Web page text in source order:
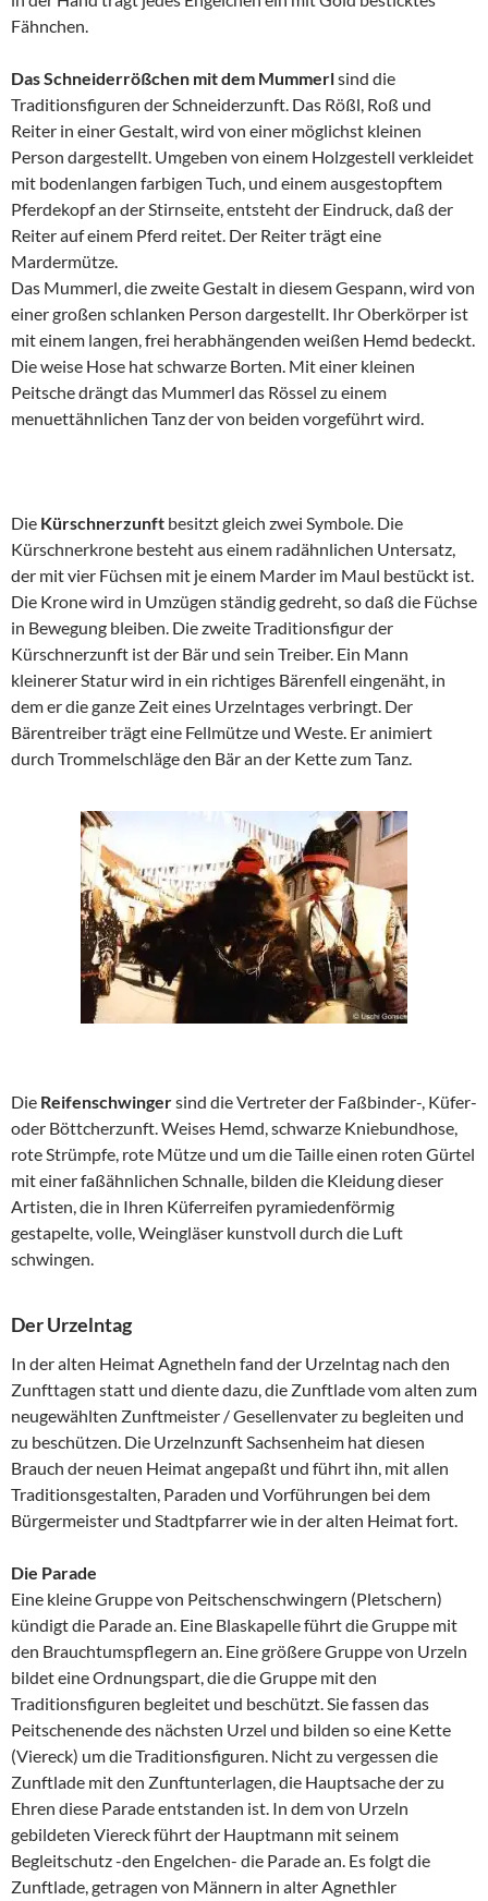
Fähnchen.
Das Schneiderrößchen mit dem Mummerlsind die
Traditionsfiguren der Schneiderzunft. Das Rößl, Roß und
Reiter in einer Gestalt, wird von einer möglichst kleinen
Person dargestellt. Umgeben von einem Holzgestell verkleidet
mit bodenlangen farbigen Tuch, und einem ausgestopftem
Pferdekopf an der Stirnseite, entsteht der Eindruck, daß der
Reiter auf einem Pferd reitet. Der Reiter trägt eine
Mardermütze.
Das Mummerl, die zweite Gestalt in diesem Gespann, wird von
einer großen schlanken Person dargestellt. Ihr Oberkörper ist
mit einem langen, frei herabhängenden weißen Hemd bedeckt.
Die weise Hose hat schwarze Borten. Mit einer kleinen
Peitsche drängt das Mummerl das Rössel zu einem
menuettähnlichen Tanz der von beiden vorgeführt wird.
Die Kürschnerzunft besitzt gleich zwei Symbole. Die
Kürschnerkrone besteht aus einem radähnlichen Untersatz,
der mit vier Füchsen mit je einem Marder im Maul bestückt ist.
Die Krone wird in Umzügen ständig gedreht, so daß die Füchse
in Bewegung bleiben. Die zweite Traditionsfigur der
Kürschnerzunft ist der Bär und sein Treiber. Ein Mann
kleinerer Statur wird in ein richtiges Bärenfell eingenäht, in
dem er die ganze Zeit eines Urzelntages verbringt. Der
Bärentreiber trägt eine Fellmütze und Weste. Er animiert
durch Trommelschläge den Bär an der Kette zum Tanz.
Die Reifenschwingersind die Vertreter der Faßbinder-, Küfer-
oder Böttcherzunft. Weises Hemd, schwarze Kniebundhose,
rote Strümpfe, rote Mütze und um die Taille einen roten Gürtel
mit einer faßähnlichen Schnalle, bilden die Kleidung dieser
Artisten, die in Ihren Küferreifen pyramiedenförmig
gestapelte, volle, Weingläser kunstvoll durch die Luft
schwingen.
Der Urzelntag
In der alten Heimat Agnetheln fand der Urzelntag nach den
Zunfttagen statt und diente dazu, die Zunftlade vom alten zum
neugewählten Zunftmeister / Gesellenvater zu begleiten und
zu beschützen. Die Urzelnzunft Sachsenheim hat diesen
Brauch der neuen Heimat angepaßt und führt ihn, mit allen
Traditionsgestalten, Paraden und Vorführungen bei dem
Bürgermeister und Stadtpfarrer wie in der alten Heimat fort.
Die Parade
Eine kleine Gruppe von Peitschenschwingern (Pletschern)
kündigt die Parade an. Eine Blaskapelle führt die Gruppe mit
den Brauchtumspflegern an. Eine größere Gruppe von Urzeln
bildet eine Ordnungspart, die die Gruppe mit den
Traditionsfiguren begleitet und beschützt. Sie fassen das
Peitschenende des nächsten Urzel und bilden so eine Kette
(Viereck) um die Traditionsfiguren. Nicht zu vergessen die
Zunftlade mit den Zunftunterlagen, die Hauptsache der zu
Ehren diese Parade entstanden ist. In dem von Urzeln
gebildeten Viereck führt der Hauptmann mit seinem
Begleitschutz -den Engelchen- die Parade an. Es folgt die
Zunftlade, getragen von Männern in alter Agnethler